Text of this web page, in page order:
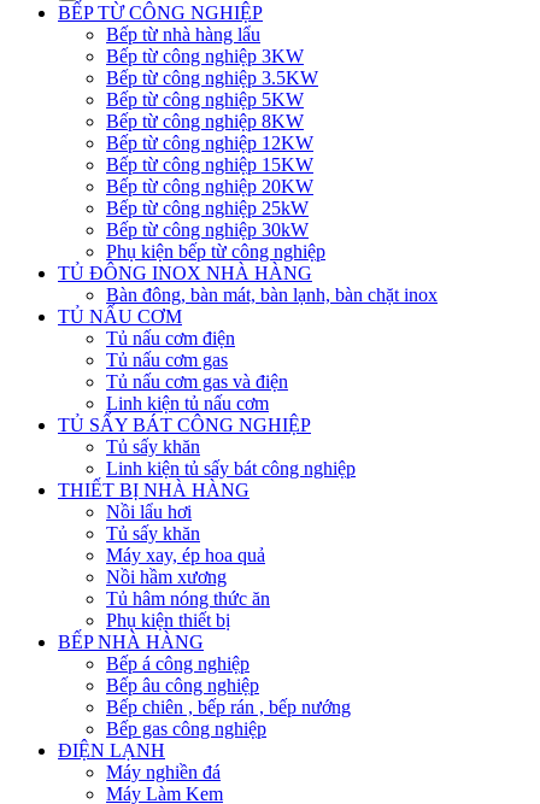
BẾP TỪ CÔNG NGHIỆP
Bếp từ nhà hàng lẩu
Bếp từ công nghiệp 3KW
Bếp từ công nghiệp 3.5KW
Bếp từ công nghiệp 5KW
Bếp từ công nghiệp 8KW
Bếp từ công nghiệp 12KW
Bếp từ công nghiệp 15KW
Bếp từ công nghiệp 20KW
Bếp từ công nghiệp 25kW
Bếp từ công nghiệp 30kW
Phụ kiện bếp từ công nghiệp
TỦ ĐÔNG INOX NHÀ HÀNG
Bàn đông, bàn mát, bàn lạnh, bàn chặt inox
TỦ NẤU CƠM
Tủ nấu cơm điện
Tủ nấu cơm gas
Tủ nấu cơm gas và điện
Linh kiện tủ nấu cơm
TỦ SẤY BÁT CÔNG NGHIỆP
Tủ sấy khăn
Linh kiện tủ sấy bát công nghiệp
THIẾT BỊ NHÀ HÀNG
Nồi lẩu hơi
Tủ sấy khăn
Máy xay, ép hoa quả
Nồi hầm xương
Tủ hâm nóng thức ăn
Phụ kiện thiết bị
BẾP NHÀ HÀNG
Bếp á công nghiệp
Bếp âu công nghiệp
Bếp chiên , bếp rán , bếp nướng
Bếp gas công nghiệp
ĐIỆN LẠNH
Máy nghiền đá
Máy Làm Kem